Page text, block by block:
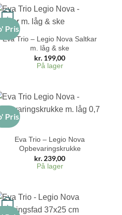
Pris
+
Eva Trio – Legio Nova Saltkar
m. låg & ske
kr. 199,00
På lager
Pris
+
Eva Trio – Legio Nova
Opbevaringskrukke
kr. 239,00
På lager
+